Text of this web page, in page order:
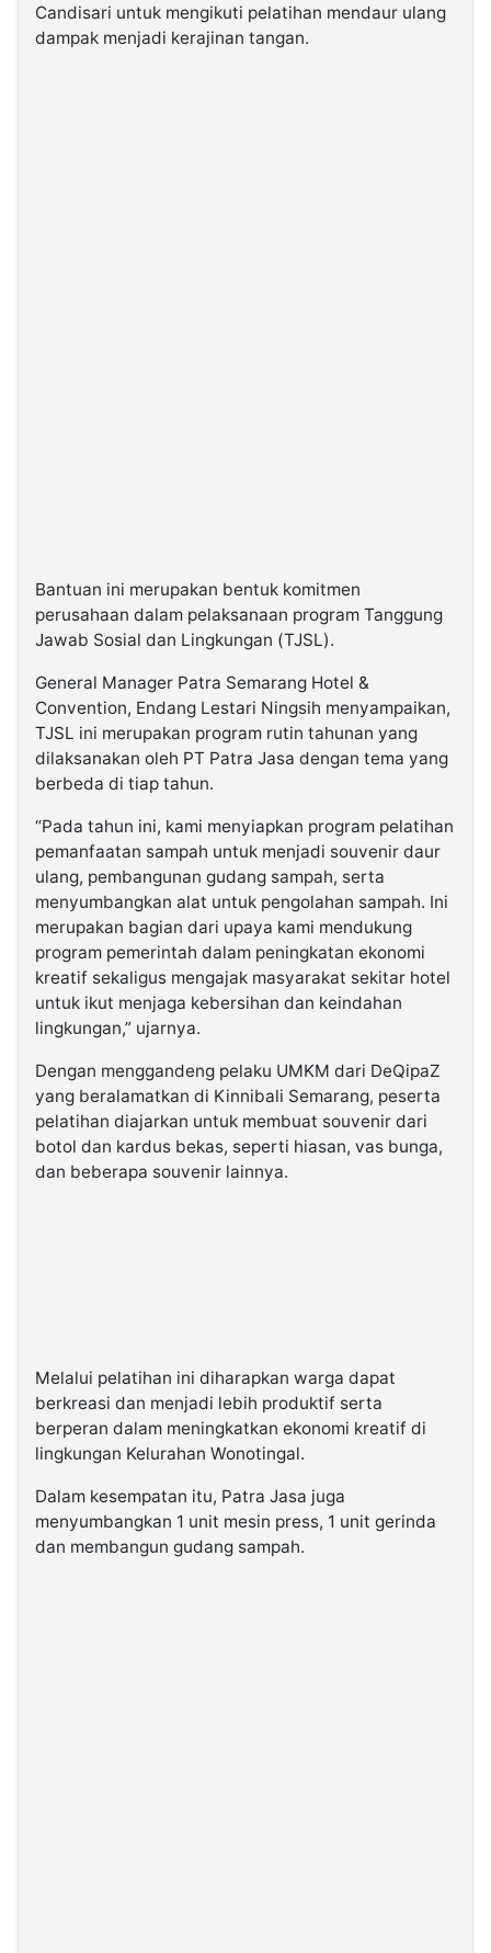
Candisari untuk mengikuti pelatihan mendaur ulang
dampak menjadi kerajinan tangan.
Bantuan ini merupakan bentuk komitmen
perusahaan dalam pelaksanaan program Tanggung
Jawab Sosial dan Lingkungan (TJSL).
General Manager Patra Semarang Hotel &
Convention, Endang Lestari Ningsih menyampaikan,
TJSL ini merupakan program rutin tahunan yang
dilaksanakan oleh PT Patra Jasa dengan tema yang
berbeda di tiap tahun.
“Pada tahun ini, kami menyiapkan program pelatihan
pemanfaatan sampah untuk menjadi souvenir daur
ulang, pembangunan gudang sampah, serta
menyumbangkan alat untuk pengolahan sampah. Ini
merupakan bagian dari upaya kami mendukung
program pemerintah dalam peningkatan ekonomi
kreatif sekaligus mengajak masyarakat sekitar hotel
untuk ikut menjaga kebersihan dan keindahan
lingkungan,” ujarnya.
Dengan menggandeng pelaku UMKM dari DeQipaZ
yang beralamatkan di Kinnibali Semarang, peserta
pelatihan diajarkan untuk membuat souvenir dari
botol dan kardus bekas, seperti hiasan, vas bunga,
dan beberapa souvenir lainnya.
Melalui pelatihan ini diharapkan warga dapat
berkreasi dan menjadi lebih produktif serta
berperan dalam meningkatkan ekonomi kreatif di
lingkungan Kelurahan Wonotingal.
Dalam kesempatan itu, Patra Jasa juga
menyumbangkan 1 unit mesin press, 1 unit gerinda
dan membangun gudang sampah.